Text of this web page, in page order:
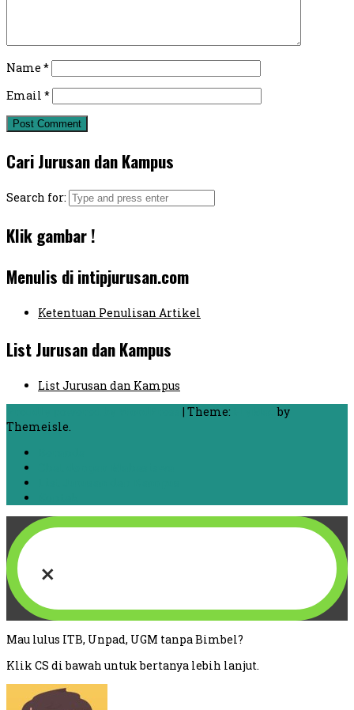
Name *
Email *
Cari Jurusan dan Kampus
Search for:
Klik gambar !
Menulis di intipjurusan.com
Ketentuan Penulisan Artikel
List Jurusan dan Kampus
List Jurusan dan Kampus
| Theme:
by
Themeisle.
×
Mau lulus ITB, Unpad, UGM tanpa Bimbel?
Klik CS di bawah untuk bertanya lebih lanjut.